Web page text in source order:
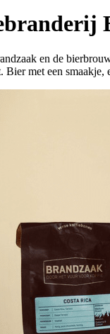
en de
met een smaakje,